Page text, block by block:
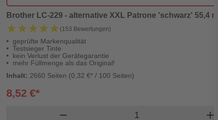
Brother LC-229 - alternative XXL Patrone 'schwarz' 55,4
★★★★★
★★★★★ (153 Bewertungen)
geprüfte Markenqualität
Testsieger Tinte
kein Verlust der Gerätegarantie
mehr Füllmenge als das Original!
Inhalt: 2660 Seiten (0,32 €* / 100 Seiten)
8,52 €*
remove Produkt Warenkorbadd